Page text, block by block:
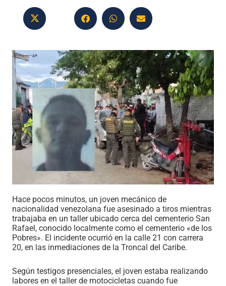
Hace pocos minutos, un joven mecánico de
nacionalidad venezolana fue asesinado a tiros mientras
trabajaba en un taller ubicado cerca del cementerio San
Rafael, conocido localmente como el cementerio «de los
Pobres». El incidente ocurrió en la calle 21 con carrera
20, en las inmediaciones de la Troncal del Caribe.
Según testigos presenciales, el joven estaba realizando
labores en el taller de motocicletas cuando fue